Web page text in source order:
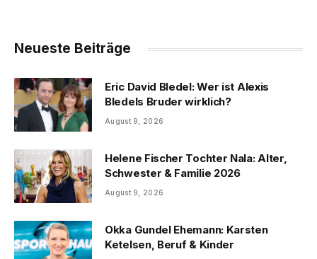
Neueste Beiträge
Eric David Bledel: Wer ist Alexis
Bledels Bruder wirklich?
August 9, 2026
Helene Fischer Tochter Nala: Alter,
Schwester & Familie 2026
August 9, 2026
Okka Gundel Ehemann: Karsten
Ketelsen, Beruf & Kinder